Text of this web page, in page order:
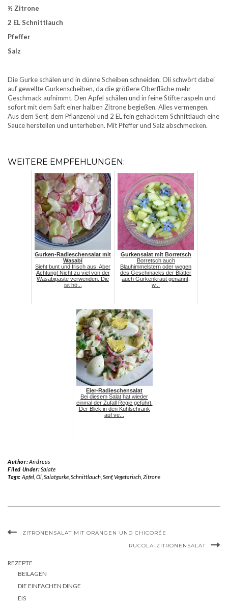
½ Zitrone
2 EL Schnittlauch
Pfeffer
Salz
Die Gurke schälen und in dünne Scheiben schneiden. Oli schwört dabei
auf gewellte Gurkenscheiben, da die größere Oberfläche mehr
Geschmack aufnimmt. Den Apfel schälen und in feine Stifte raspeln und
sofort mit dem Saft einer halben Zitrone begießen. Alles vermengen.
Aus dem Senf, dem Pflanzenöl und 2 EL fein gehacktem Schnittlauch eine
Sauce herstellen und unterheben. Mit Pfeffer und Salz abschmecken.
WEITERE EMPFEHLUNGEN:
Gurken-Radieschensalat mit
Wasabi
Sieht bunt und frisch aus. Aber
Achtung! Nicht zu viel von der
Wasabipaste verwenden. Die
ist hö...
Gurkensalat mit Borretsch
Borretsch auch
Blauhimmelstern oder wegen
des Geschmacks der Blätter
auch Gurkenkraut genannt,
w...
Eier-Radieschensalat
Bei diesem Salat hat wieder
einmal der Zufall Regie geführt.
Der Blick in den Kühlschrank
auf ve...
Author:Andreas
Filed Under:Salate
Tags: Apfel, Öl, Salatgurke, Schnittlauch, Senf,Vegetarisch, Zitrone
ZITRONENSALAT MIT ORANGEN UND CHICORÉE
RUCOLA-ZITRONENSALAT
REZEPTE
BEILAGEN
DIE EINFACHEN DINGE
EIS